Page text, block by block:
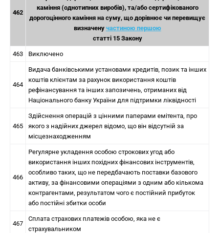
462
каміння (однотипних виробів), та/або сертифікованого
дорогоцінного каміння на суму, що дорівнює чи перевищує
визначену частиною першою
статті 15 Закону
463 Виключено
464
Видача банківськими установами кредитів, позик та інших
коштів клієнтам за рахунок використання коштів
рефінансування та інших запозичень, отриманих від
Національного банку України для підтримки ліквідності
465
Здійснення операцій з цінними паперами емітента, про
якого з надійних джерел відомо, що він відсутній за
місцезнаходженням
466
Регулярне укладення особою строкових угод або
використання інших похідних фінансових інструментів,
особливо таких, що не передбачають поставки базового
активу, за фінансовими операціями з одним або кількома
контрагентами, результатом чого є постійний прибуток
або постійні збитки особи
467
Сплата страхових платежів особою, яка не є
страхувальником